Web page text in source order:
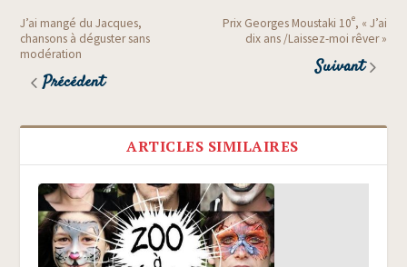
J’ai mangé du Jacques,
chansons à déguster sans
modération
Précédent
Prix Georges Moustaki 10e, « J’ai
dix ans /​Laissez-moi rêver »
Suivant
ARTICLES SIMILAIRES